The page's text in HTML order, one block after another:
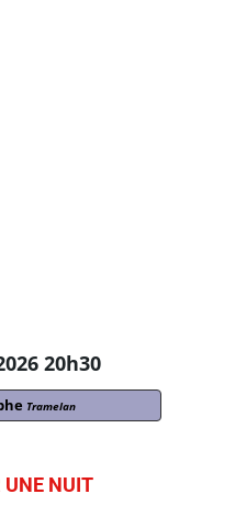
20h30
Tramelan
UNE NUIT